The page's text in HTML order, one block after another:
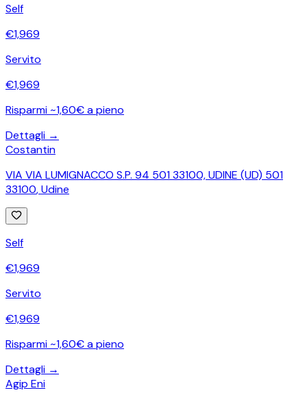
Self
€1,969
Servito
€1,969
Risparmi ~1,60€ a pieno
Dettagli →
Costantin
VIA VIA LUMIGNACCO S.P. 94 501 33100, UDINE (UD) 501
33100,Udine
Self
€1,969
Servito
€1,969
Risparmi ~1,60€ a pieno
Dettagli →
Agip Eni